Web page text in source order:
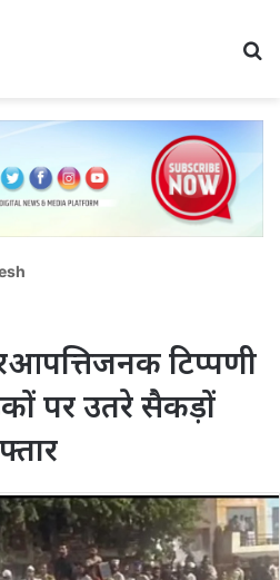
टिप्पणी
पर उतरे सैकड़ों